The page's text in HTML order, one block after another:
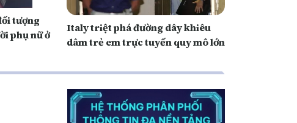
tượng
phụ nữ ở
Italy triệt phá đường dây khiêu
dâm trẻ em trực tuyến quy mô lớn